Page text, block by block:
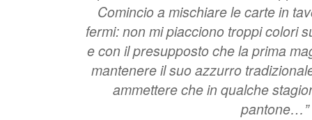
Comincio a mischiare le carte in
fermi: non mi piacciono troppi colori
e con il presupposto che la prima
mantenere il suo azzurro
ammettere che in qualche
pantone…”